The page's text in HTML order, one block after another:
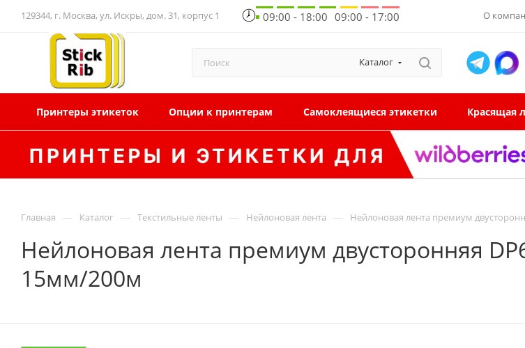
129344, г. Москва, ул. Искры, дом. 31, корпус 1 09:00 - 18:00 09:00 - 17:00 О
Каталог
Принтеры этикеток Опции к принтерам Самоклеящиеся этикетки Красящая
Главная — Каталог — Текстильные ленты — Нейлоновая лента — Нейлоновая лента премиум
Нейлоновая лента премиум двусторонняя
15мм/200м